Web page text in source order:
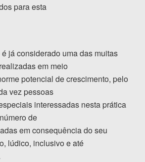
para esta
já considerado uma das muitas
em meio
potencial de crescimento, pelo
vez pessoas
interessadas nesta prática
de
em consequência do seu
lúdico, inclusivo e até